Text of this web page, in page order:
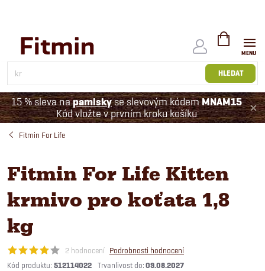
HLEDAT
NÁKUPNÍ
KOŠÍK
15 % sleva napamlskyse slevovým kódemMNAM15
Kód vložte v prvním kroku košíku
Fitmin For Life
Fitmin For Life Kitten
krmivo pro koťata 1,8
kg
2 hodnocení Podrobnosti hodnocení
Kód produktu: 512114022 09.08.2027